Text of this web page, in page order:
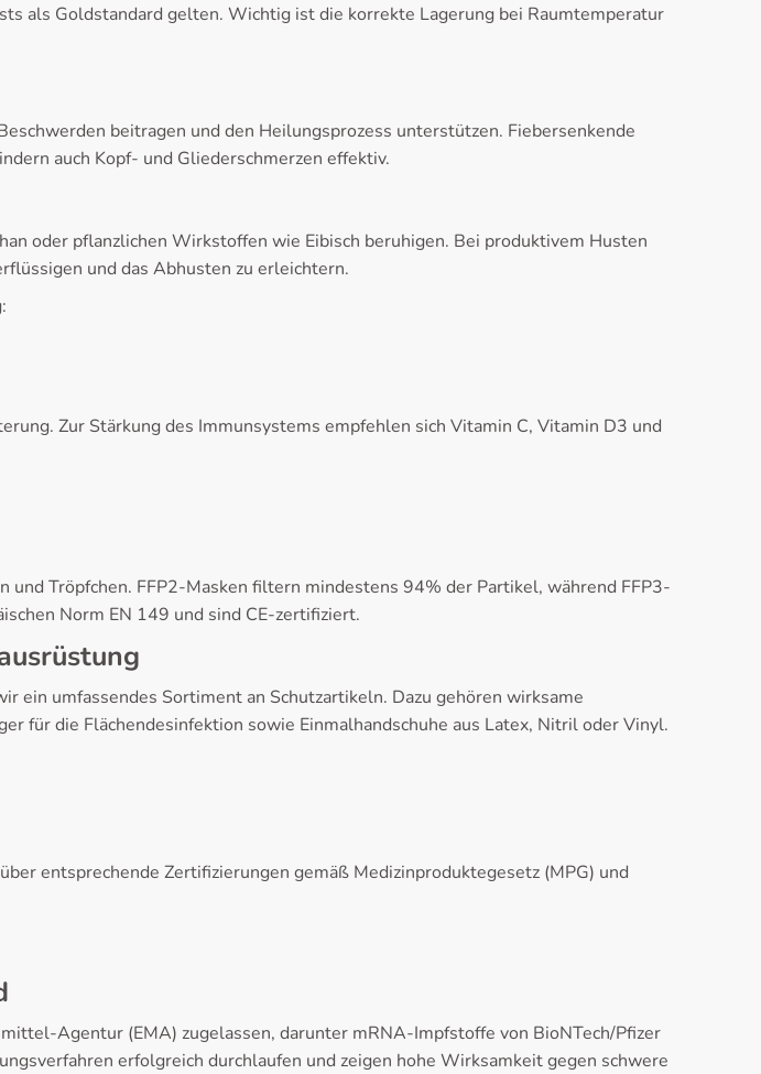
als Goldstandard gelten. Wichtig ist die korrekte Lagerung bei Raumtemperatur
beitragen und den Heilungsprozess unterstützen. Fiebersenkende
auch Kopf- und Gliederschmerzen effektiv.
oder pflanzlichen Wirkstoffen wie Eibisch beruhigen. Bei produktivem Husten
und das Abhusten zu erleichtern.
Zur Stärkung des Immunsystems empfehlen sich Vitamin C, Vitamin D3 und
Tröpfchen. FFP2-Masken filtern mindestens 94% der Partikel, während FFP3-
Norm EN 149 und sind CE-zertifiziert.
ein umfassendes Sortiment an Schutzartikeln. Dazu gehören wirksame
die Flächendesinfektion sowie Einmalhandschuhe aus Latex, Nitril oder Vinyl.
entsprechende Zertifizierungen gemäß Medizinproduktegesetz (MPG) und
Agentur (EMA) zugelassen, darunter mRNA-Impfstoffe von BioNTech/Pfizer
erfolgreich durchlaufen und zeigen hohe Wirksamkeit gegen schwere